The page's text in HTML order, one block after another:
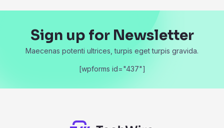
Sign up for Newsletter
Maecenas potenti ultrices, turpis eget turpis gravida.
[wpforms id="437"]